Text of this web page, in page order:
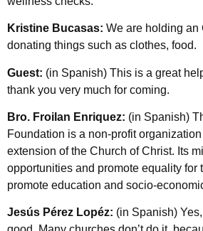
Kristine Bucasas: We are holding an
donating things such as clothes, food.
Guest: (in Spanish) This is a great
thank you very much for coming.
Bro. Froilan Enriquez: (in Spanish)
Foundation is a non-profit
extension of the Church of Christ. Its
opportunities and promote equality for
promote education and socio-
Jesús Pérez Lopéz: (in Spanish)